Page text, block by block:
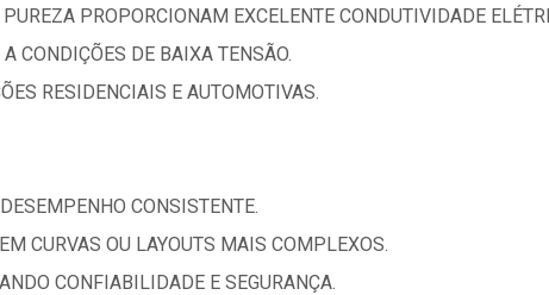
PROPORCIONAM EXCELENTE CONDUTIVIDADE
CONDIÇÕES DE BAIXA TENSÃO.
RESIDENCIAIS E AUTOMOTIVAS.
CONSISTENTE.
CURVAS OU LAYOUTS MAIS COMPLEXOS.
CONFIABILIDADE E SEGURANÇA.